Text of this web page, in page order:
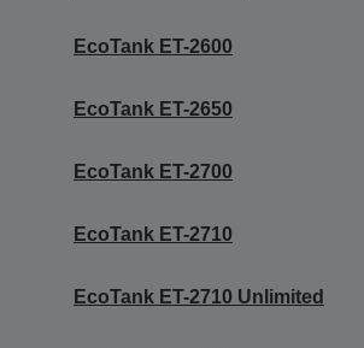
EcoTank ET-2600
EcoTank ET-2650
EcoTank ET-2700
EcoTank ET-2710
EcoTank ET-2710 Unlimited